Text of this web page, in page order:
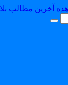
آخرین مطالب بلاگ